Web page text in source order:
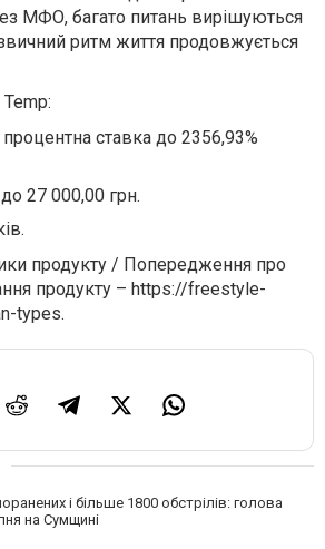
МФО, багато питань вирішуються
ритм життя продовжується
ставка до 2356,93%
27 000,00 грн.
продукту / Попередження про
продукту – https://freestyle-
types.
і більше 1800 обстрілів: голова
на Сумщині